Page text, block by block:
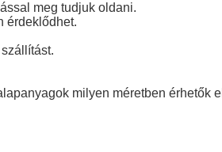
meg tudjuk oldani.
érdeklődhet.
milyen méretben érhetők el